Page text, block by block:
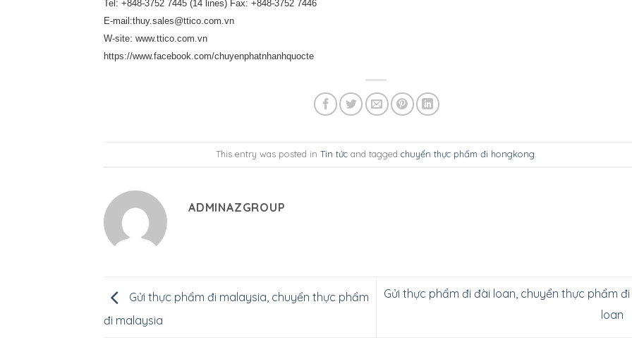
Tel: +848-3752 7445 (14 lines) Fax: +848-3752 7446
E-mail:thuy.sales@ttico.com.vn
W-site: www.ttico.com.vn
https://www.facebook.com/chuyenphatnhanhquocte
This entry was posted in Tin tứcand tagged chuyển thực phẩm đi hongkong
ADMINAZGROUP
Gửi thực phẩm đi malaysia, chuyển thực phẩm
đi malaysia
Gửi thực phẩm đi đài loan, chuyển thực phẩm
loan